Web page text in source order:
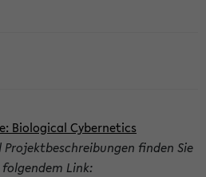
Biological Cybernetics
finden Sie
Link: